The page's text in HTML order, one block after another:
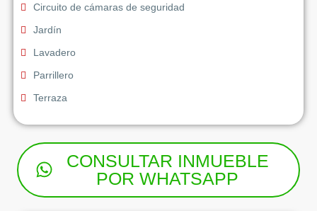
Circuito de cámaras de seguridad
Jardín
Lavadero
Parrillero
Terraza
CONSULTAR INMUEBLE
POR WHATSAPP